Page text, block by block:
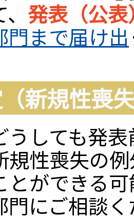
発表（公
門まで届け出
新規性喪
うしても発
規性喪失の
とができる
門にご相談